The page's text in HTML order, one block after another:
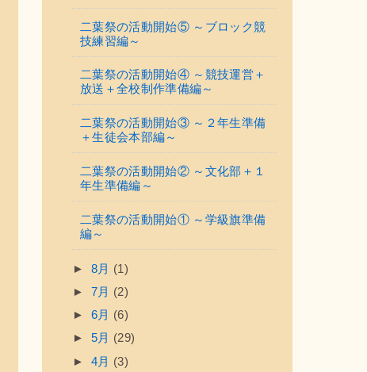
二葉祭の活動開始⑤ ～ブロック競
技練習編～
二葉祭の活動開始④ ～競技運営＋
放送＋全校制作準備編～
二葉祭の活動開始③ ～２年生準備
＋生徒会本部編～
二葉祭の活動開始② ～文化部＋１
年生準備編～
二葉祭の活動開始① ～学級旗準備
編～
► 8月 (1)
► 7月 (2)
► 6月 (6)
► 5月 (29)
► 4月 (3)